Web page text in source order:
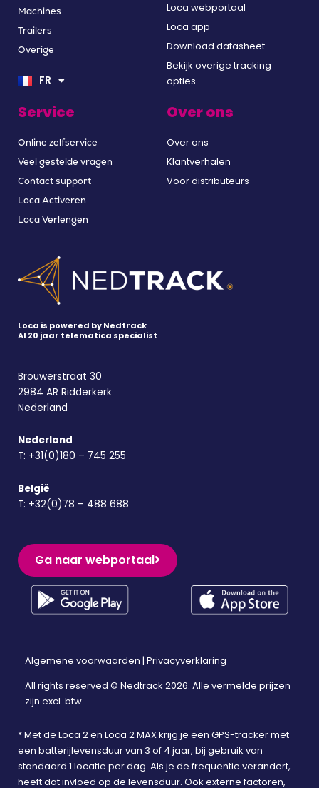
Machines
Trailers
Overige
FR
NL
DE
Loca webportaal
Loca app
Download datasheet
Bekijk overige tracking
opties
Service
Online zelfservice
Veel gestelde vragen
Contact support
Loca Activeren
Loca Verlengen
Over ons
Over ons
Klantverhalen
Voor distributeurs
Loca is powered by Nedtrack
Al 20 jaar telematica specialist
Brouwerstraat 30
2984 AR Ridderkerk
Nederland
Nederland
T: +31(0)180 – 745 255
België
T: +32(0)78 – 488 688
Ga naar webportaal
Algemene voorwaarden | Privacyverklaring
All rights reserved © Nedtrack 2026. Alle vermelde prijzen
zijn excl. btw.
* Met de Loca 2 en Loca 2 MAX krijg je een GPS-tracker met
een batterijlevensduur van 3 of 4 jaar, bij gebruik van
standaard 1 locatie per dag. Als je de frequentie verandert,
heeft dat invloed op de levensduur. Ook externe factoren,